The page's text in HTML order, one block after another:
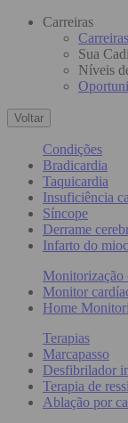
Carreiras
Sua
Níveis
Voltar
Condições
Bradicardia
Taquicardia
Insuficiência
Síncope
Derrame
Infarto do
Monitorização
Monitor
Home
Terapias
Marcapasso
Desfibrilador
Terapia de
Ablação por